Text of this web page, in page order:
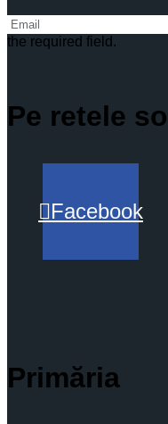
the required field.
Pe retele
Facebook
Primăria